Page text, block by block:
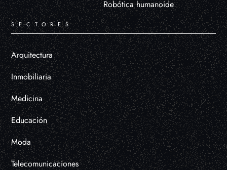
Robótica humanoide
SECTORES
Arquitectura
Inmobiliaria
Medicina
Educación
Moda
Telecomunicaciones